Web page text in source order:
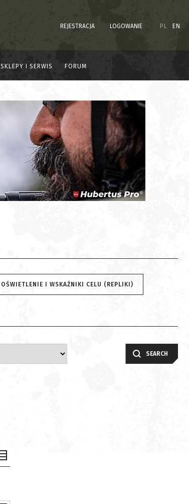
REJESTRACJA LOGOWANIE PL EN
SKLEPY I SERWIS FORUM
OŚWIETLENIE I WSKAŹNIKI CELU (REPLIKI)
SEARCH